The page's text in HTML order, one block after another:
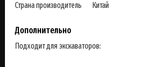
Страна производитель
Китай
Дополнительно
Подходит для экскаваторов: